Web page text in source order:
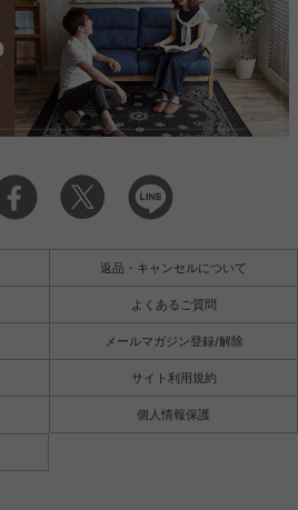
返品・キャンセルについて
よくあるご質問
メールマガジン登録/解除
サイト利用規約
個人情報保護